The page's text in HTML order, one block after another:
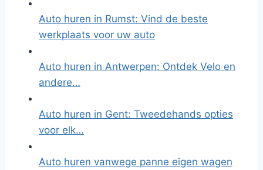
Auto huren in Rumst: Vind de beste
werkplaats voor uw auto
Auto huren in Antwerpen: Ontdek Velo en
andere…
Auto huren in Gent: Tweedehands opties
voor elk…
Auto huren vanwege panne eigen wagen